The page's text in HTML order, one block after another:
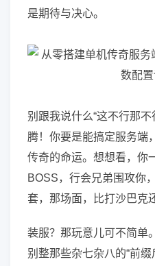
是期待与决心。
别跟我说什么“这不行那
腾！你要是能搞定服务端
传奇的命运。想想看，你
BOSS，行会兄弟围攻你
套，那场面，比打沙巴克
装服？那玩意儿可不简单
别整那些杂七杂八的“前